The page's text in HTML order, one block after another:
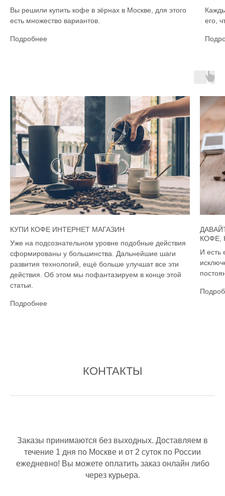
Вы решили купить кофе в зёрнах в Москве, для этого
есть множество вариантов.
Подробнее
его,
КУПИ КОФЕ ИНТЕРНЕТ МАГАЗИН
Уже на подсознательном уровне подобные действия
сформированы у большинства. Дальнейшие шаги
развития технологий, ещё больше улучшат все эти
действия. Об этом мы пофантазируем в конце этой
статьи.
Подробнее
КОФЕ,
И есть
КОНТАКТЫ
Заказы принимаются без выходных. Доставляем в
течение 1 дня по Москве и от 2 суток по России
ежедневно! Вы можете оплатить заказ онлайн либо
через курьера.